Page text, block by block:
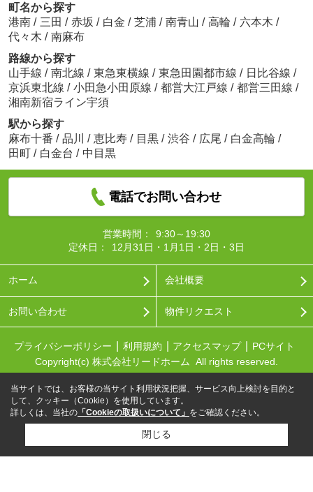
町名から探す
港南 / 三田 / 赤坂 / 白金 / 芝浦 / 南青山 / 高輪 / 六本木 /
代々木 / 南麻布
路線から探す
山手線 / 南北線 / 東急東横線 / 東急田園都市線 / 日比谷線 /
京浜東北線 / 小田急小田原線 / 都営大江戸線 / 都営三田線 /
湘南新宿ライン宇須
駅から探す
麻布十番 / 品川 / 恵比寿 / 目黒 / 渋谷 / 広尾 / 白金高輪 /
田町 / 白金台 / 中目黒
電話でお問い合わせ
営業時間：
9:30～19:30
定休日：
12月31日・1月1日・2日・3日
ホーム 会社概要
お問い合わせ 物件リクエスト
プライバシーポリシー 利用規約 アクセスマップ
PCサイト
Copyright(c) 株式会社リードホーム All rights reserved.
当サイトでは、お客様の当サイト利用状況把握、サービス向上検討を目的と
して、クッキー（Cookie）を使用しています。
詳しくは、当社の 「Cookieの取扱いについて」 をご確認ください。
閉じる